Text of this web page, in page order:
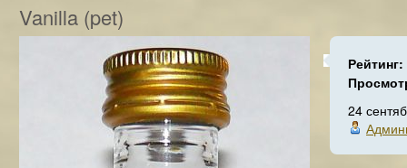
Vanilla (pet)
Рейтинг:
24